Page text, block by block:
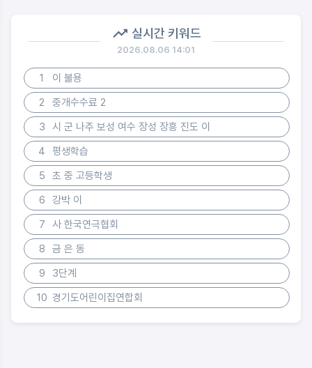
실시간 키워드
2026.08.06 14:01
1
이 불용
2
중개수수료 2
3
시 군 나주 보성 여수 장성 장흥 진도 이
4
평생학습
5
초 중 고등학생
6
강박 이
7
사 한국연극협회
8
금 은 동
9
3단계
10 경기도어린이집연합회